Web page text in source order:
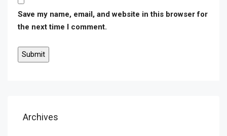
Save my name, email, and website in this browser for
the next time I comment.
Archives